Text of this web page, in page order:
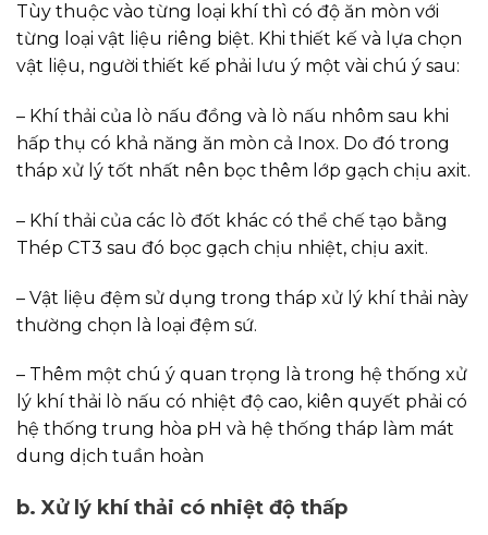
Tùy thuộc vào từng loại khí thì có độ ăn mòn với
từng loại vật liệu riêng biệt. Khi thiết kế và lựa chọn
vật liệu, người thiết kế phải lưu ý một vài chú ý sau:
– Khí thải của lò nấu đồng và lò nấu nhôm sau khi
hấp thụ có khả năng ăn mòn cả Inox. Do đó trong
tháp xử lý tốt nhất nên bọc thêm lớp gạch chịu axit.
– Khí thải của các lò đốt khác có thể chế tạo bằng
Thép CT3 sau đó bọc gạch chịu nhiệt, chịu axit.
– Vật liệu đệm sử dụng trong tháp xử lý khí thải này
thường chọn là loại đệm sứ.
– Thêm một chú ý quan trọng là trong hệ thống xử
lý khí thải lò nấu có nhiệt độ cao, kiên quyết phải có
hệ thống trung hòa pH và hệ thống tháp làm mát
dung dịch tuần hoàn
b. Xử lý khí thải có nhiệt độ thấp